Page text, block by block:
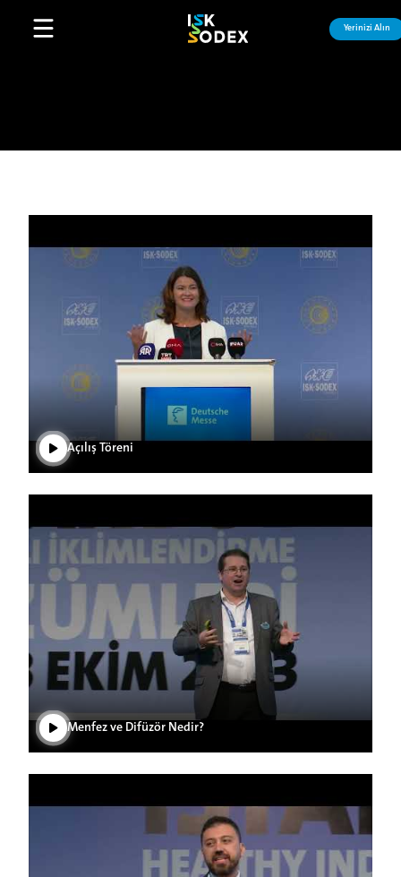
Open main menu Yerinizi Alın
Videoyu Oynat
Açılış Töreni
Videoyu Oynat
Menfez ve Difüzör Nedir?